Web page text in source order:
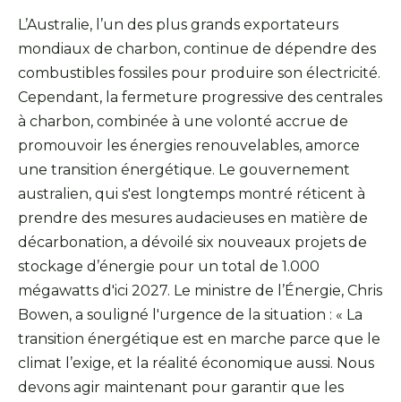
L’Australie, l’un des plus grands exportateurs
mondiaux de charbon, continue de dépendre des
combustibles fossiles pour produire son électricité.
Cependant, la fermeture progressive des centrales
à charbon, combinée à une volonté accrue de
promouvoir les énergies renouvelables, amorce
une transition énergétique. Le gouvernement
australien, qui s'est longtemps montré réticent à
prendre des mesures audacieuses en matière de
décarbonation, a dévoilé six nouveaux projets de
stockage d’énergie pour un total de 1.000
mégawatts d'ici 2027. Le ministre de l’Énergie, Chris
Bowen, a souligné l'urgence de la situation : « La
transition énergétique est en marche parce que le
climat l’exige, et la réalité économique aussi. Nous
devons agir maintenant pour garantir que les